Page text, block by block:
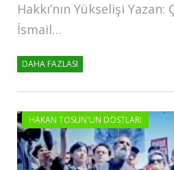
Hakkı’nın Yükselişi Yazan:
İsmail…
DAHA FAZLASI
HAKAN TOSUN'UN DOSTLARI